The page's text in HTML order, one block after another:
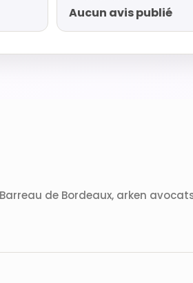
Aucun avis publié
de Bordeaux, arken